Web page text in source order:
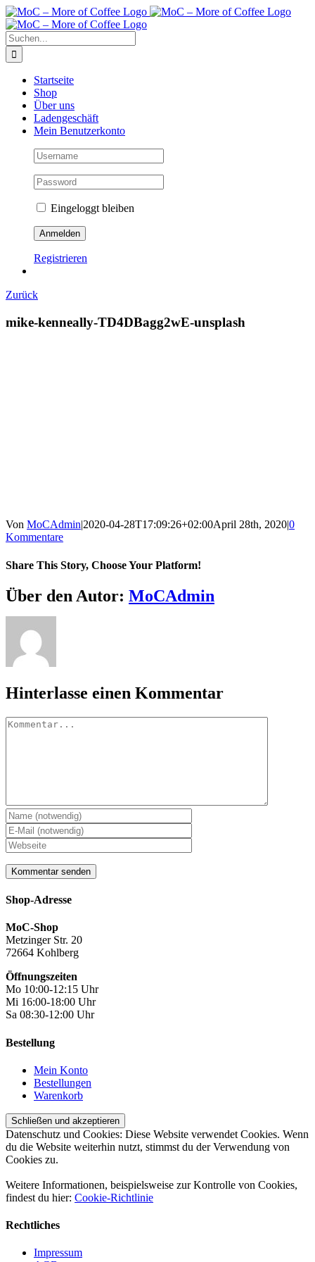
Zum
Inhalt
springen
Suche
nach:
Startseite
Shop
Über uns
Ladengeschäft
Mein Benutzerkonto
Eingeloggt bleiben
Registrieren
Zurück
mike-kenneally-TD4DBagg2wE-unsplash
Von MoCAdmin|2020-04-28T17:09:26+02:00April 28th, 2020|0
Kommentare
Share This Story, Choose Your Platform!
Facebook
X
Reddit
LinkedIn
WhatsApp
Tumblr
Pinterest
Vk
E-
Mail
Über den Autor: MoCAdmin
Hinterlasse einen Kommentar
Kommentar
Shop-Adresse
MoC-Shop
Metzinger Str. 20
72664 Kohlberg
Öffnungszeiten
Mo 10:00-12:15 Uhr
Mi 16:00-18:00 Uhr
Sa 08:30-12:00 Uhr
Bestellung
Mein Konto
Bestellungen
Warenkorb
Datenschutz und Cookies: Diese Website verwendet Cookies. Wenn
du die Website weiterhin nutzt, stimmst du der Verwendung von
Cookies zu.
Weitere Informationen, beispielsweise zur Kontrolle von Cookies,
findest du hier: Cookie-Richtlinie
Rechtliches
Impressum